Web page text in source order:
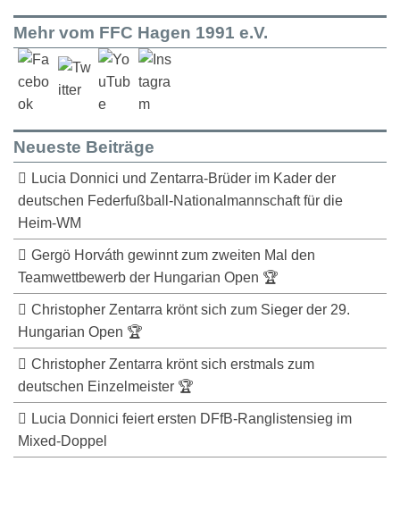
Mehr vom FFC Hagen 1991 e.V.
Neueste Beiträge
Lucia Donnici und Zentarra-Brüder im Kader der
deutschen Federfußball-Nationalmannschaft für die
Heim-WM
Gergö Horváth gewinnt zum zweiten Mal den
Teamwettbewerb der Hungarian Open 🏆
Christopher Zentarra krönt sich zum Sieger der 29.
Hungarian Open 🏆
Christopher Zentarra krönt sich erstmals zum
deutschen Einzelmeister 🏆
Lucia Donnici feiert ersten DFfB-Ranglistensieg im
Mixed-Doppel